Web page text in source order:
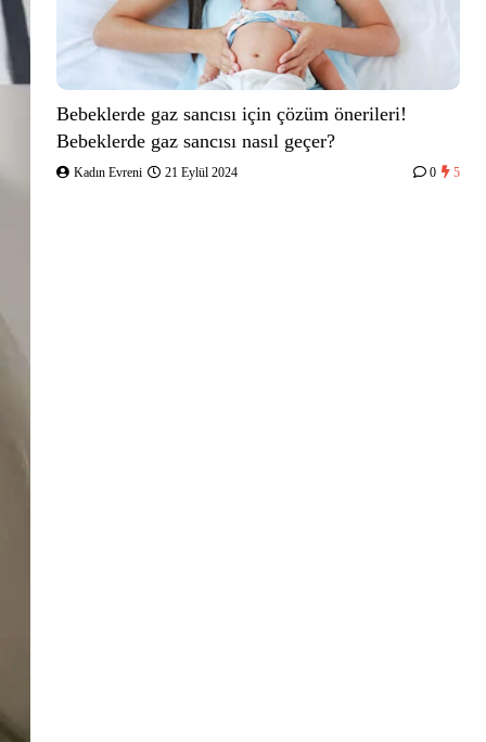
Bebeklerde gaz sancısı için çözüm önerileri!
Bebeklerde gaz sancısı nasıl geçer?
Kadın Evreni 21 Eylül 2024 0 5